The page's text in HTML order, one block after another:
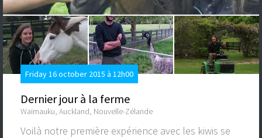
Friday 16 october 2015 à 12h00
Dernier jour à la ferme
Waimauku, Auckland, Nouvelle-Zélande
Voilà notre première expérience avec les kiwis se